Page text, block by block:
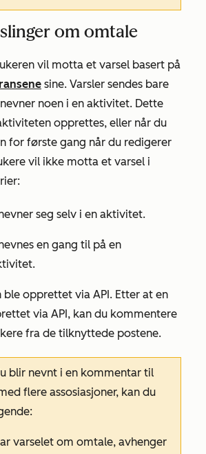
om omtale
vil motta et varsel basert på
sine. Varsler sendes bare
noen i en aktivitet. Dette
opprettes, eller når du
for første gang når du redigerer
vil ikke motta et varsel i
seg selv i en aktivitet.
en gang til på en
ble opprettet via API. Etter at en
via API, kan du kommentere
fra de tilknyttede postene.
blir nevnt i en kommentar til
flere assosiasjoner, kan du
varselet om omtale, avhenger